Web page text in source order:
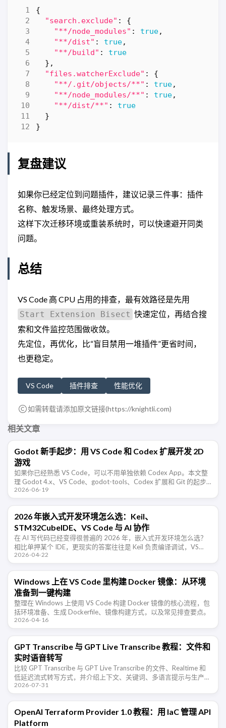
{
"search.exclude" :
{
"**/node_modules" : true,
"**/dist" : true,
"**/build" :
true
},
"files.watcherExclude" :
{
"**/.git/objects/**" : true,
"**/node_modules/**" : true,
"**/dist/**" :
true
}
}
复盘建议
如果你已经定位到问题插件，建议记录三件事：插件
名称、触发场景、最终处理方式。
这样下次迁移环境或重装系统时，可以快速避开同类
问题。
总结
VS Code 高 CPU 占用的排查，最有效路径是先用
Start Extension Bisect 快速定位，再结合搜
索和文件监控范围做收敛。
先定位，再优化，比“盲目禁用一堆插件”更省时间，
也更稳定。
VS Code 插件排查 性能优化
如需转载请添加原文链接(https://knightli.com)
相关文章
Godot 新手起步：用 VS Code 和 Codex 扩展开发 2D
游戏
如果你已经熟悉 VS Code，可以不用单独依赖 Codex App。本文整
理 Godot 4.x、VS Code、godot-tools、Codex 扩展和 Git 的起步
流程，并给出 2D 俯视角 …
2026-06-19
2026 年嵌入式开发环境怎么选：Keil、
STM32CubeIDE、VS Code 与 AI 协作
在 AI 写代码已经变得很普遍的 2026 年，嵌入式开发环境怎么选？
相比单押某个 IDE，更现实的答案往往是 Keil 负责编译调试，VS
Code 负责编辑与 AI 协作。
2026-04-22
Windows 上在 VS Code 里构建 Docker 镜像：从环境
准备到一键构建
整理在 Windows 上使用 VS Code 构建 Docker 镜像的核心流程，包
括环境准备、生成 Dockerfile、镜像构建方式，以及常见排查要点。
2026-04-16
GPT Transcribe 与 GPT Live Transcribe 教程：文件和
实时语音转写
比较 GPT Transcribe 与 GPT Live Transcribe 的文件、Realtime 和
低延迟流式转写方式，并介绍上下文、关键词、多语言提示与生产部
署注意事项。
2026-07-31
OpenAI Terraform Provider 1.0 教程：用 IaC 管理 API
Platform